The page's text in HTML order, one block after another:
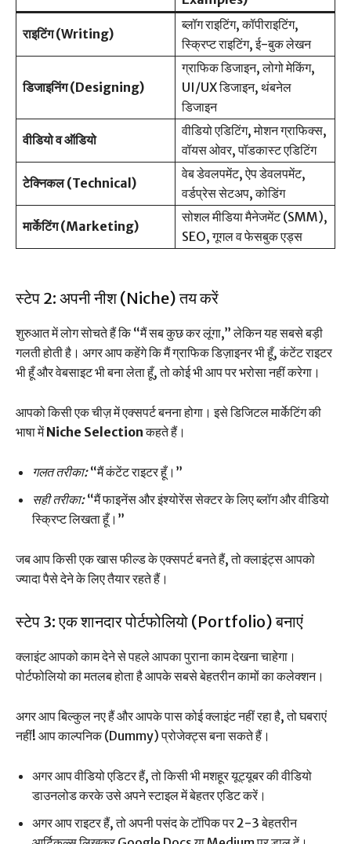
राइटिंग (Writing)
ब्लॉग राइटिंग, कॉपीराइटिंग,
स्क्रिप्ट राइटिंग, ई-बुक लेखन
डिजाइनिंग (Designing)
ग्राफिक डिजाइन, लोगो मेकिंग,
UI/UX डिजाइन, थंबनेल
डिजाइन
वीडियो व ऑडियो
वीडियो एडिटिंग, मोशन ग्राफिक्स,
वॉयस ओवर, पॉडकास्ट एडिटिंग
टेक्निकल (Technical)
वेब डेवलपमेंट, ऐप डेवलपमेंट,
वर्डप्रेस सेटअप, कोडिंग
मार्केटिंग (Marketing)
सोशल मीडिया मैनेजमेंट (SMM),
SEO, गूगल व फेसबुक एड्स
स्टेप 2: अपनी नीश (Niche) तय करें
शुरुआत में लोग सोचते हैं कि “मैं सब कुछ कर लूंगा,” लेकिन यह सबसे बड़ी
गलती होती है। अगर आप कहेंगे कि मैं ग्राफिक डिज़ाइनर भी हूँ, कंटेंट राइटर
भी हूँ और वेबसाइट भी बना लेता हूँ, तो कोई भी आप पर भरोसा नहीं करेगा।
आपको किसी एक चीज़ में एक्सपर्ट बनना होगा। इसे डिजिटल मार्केटिंग की
भाषा मेंNiche Selectionकहते हैं।
गलत तरीका:“मैं कंटेंट राइटर हूँ।”
सही तरीका:“मैं फाइनेंस और इंश्योरेंस सेक्टर के लिए ब्लॉग और वीडियो
स्क्रिप्ट लिखता हूँ।”
जब आप किसी एक खास फील्ड के एक्सपर्ट बनते हैं, तो क्लाइंट्स आपको
ज्यादा पैसे देने के लिए तैयार रहते हैं।
स्टेप 3: एक शानदार पोर्टफोलियो (Portfolio) बनाएं
क्लाइंट आपको काम देने से पहले आपका पुराना काम देखना चाहेगा।
पोर्टफोलियो का मतलब होता है आपके सबसे बेहतरीन कामों का कलेक्शन।
अगर आप बिल्कुल नए हैं और आपके पास कोई क्लाइंट नहीं रहा है, तो घबराएं
नहीं! आप काल्पनिक (Dummy) प्रोजेक्ट्स बना सकते हैं।
अगर आप वीडियो एडिटर हैं, तो किसी भी मशहूर यूट्यूबर की वीडियो
डाउनलोड करके उसे अपने स्टाइल में बेहतर एडिट करें।
अगर आप राइटर हैं, तो अपनी पसंद के टॉपिक पर 2-3 बेहतरीन